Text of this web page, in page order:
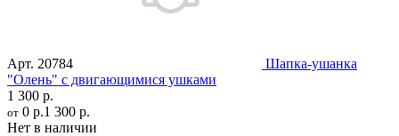
Арт. 20784
Шапка-ушанка
"Олень" с двигающимися ушками
1 300 р.
от 0 р.1 300 р.
Нет в наличии